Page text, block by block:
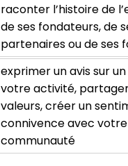
raconter l’histoire de
de ses fondateurs, de
partenaires ou de ses
exprimer un avis sur
votre activité,
valeurs, créer un
connivence avec votre
communauté